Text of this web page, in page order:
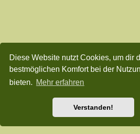
Diese Website nutzt Cookies, um dir
bestmöglichen Komfort bei der
bieten. Mehr erfahren
Verstanden!